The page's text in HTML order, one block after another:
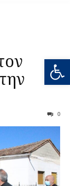
0